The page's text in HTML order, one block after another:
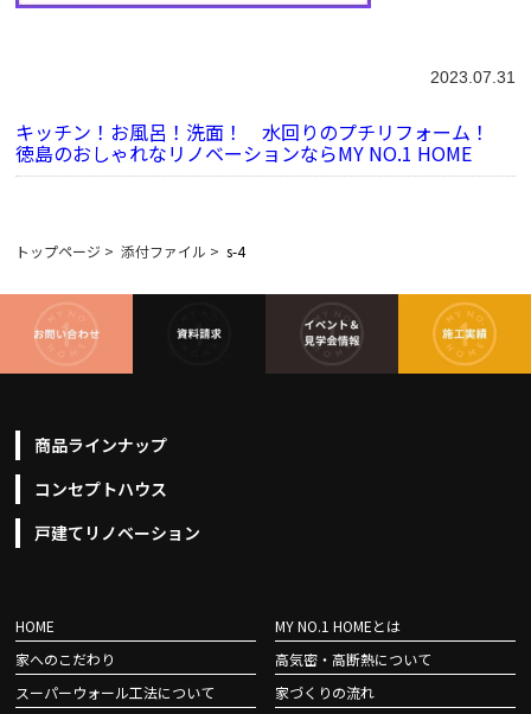
2023.07.31
キッチン！お風呂！洗面！ 水回りのプチリフォーム！
徳島のおしゃれなリノベーションならMY NO.1 HOME
トップページ > 添付ファイル > s-4
商品ラインナップ
コンセプトハウス
戸建てリノベーション
HOME
MY NO.1 HOMEとは
家へのこだわり
高気密・高断熱について
スーパーウォール工法について
家づくりの流れ